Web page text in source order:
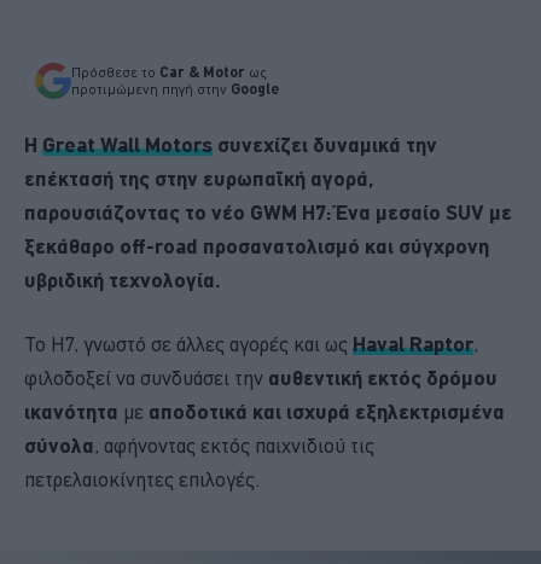
Πρόσθεσε το Car & Motor ως
προτιμώμενη πηγή στην Google
Η Great Wall Motors συνεχίζει δυναμικά την
επέκτασή της στην ευρωπαϊκή αγορά,
παρουσιάζοντας το νέο GWM H7: Ένα μεσαίο SUV με
ξεκάθαρο off-road προσανατολισμό και σύγχρονη
υβριδική τεχνολογία.
Το H7, γνωστό σε άλλες αγορές και ως Haval Raptor,
φιλοδοξεί να συνδυάσει την αυθεντική εκτός δρόμου
ικανότητα με αποδοτικά και ισχυρά εξηλεκτρισμένα
σύνολα, αφήνοντας εκτός παιχνιδιού τις
πετρελαιοκίνητες επιλογές.